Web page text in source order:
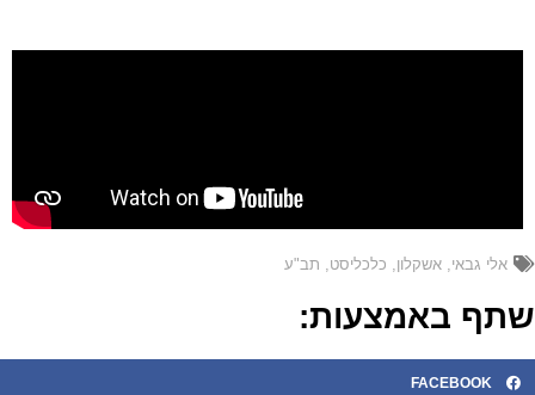
אלי גבאי, אשקלון, כלכליסט, תב"ע
באמצעות:
FACEBOOK